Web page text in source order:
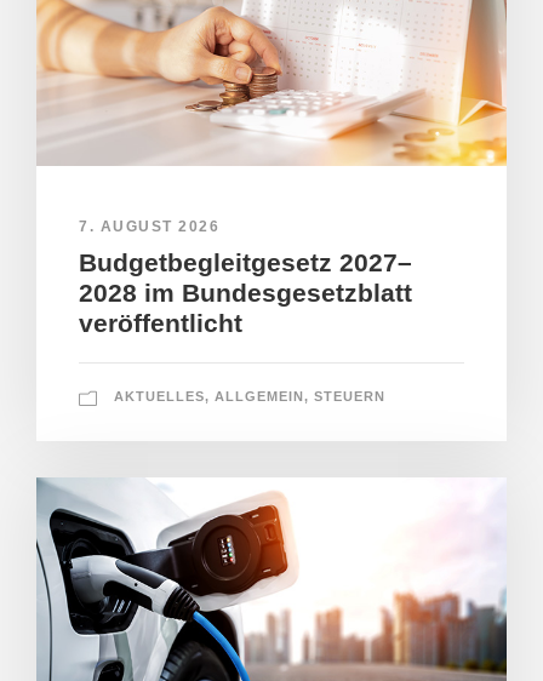
7. AUGUST 2026
Budgetbegleitgesetz 2027–
2028 im Bundesgesetzblatt
veröffentlicht
AKTUELLES, ALLGEMEIN, STEUERN